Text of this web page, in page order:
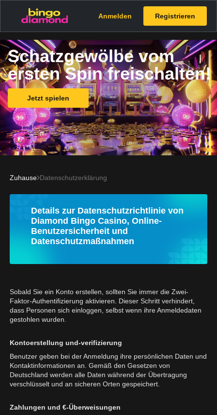
Anmelden Registrieren
Schatzgewölbe vom
ersten Spin freischalten!
Jetzt spielen
Zuhause Datenschutzerklärung
Details zur Datenschutzrichtlinie von
Diamond Bingo Casino, Online-
Benutzersicherheit und
Datenschutzmaßnahmen
Sobald Sie ein Konto erstellen, sollten Sie immer die Zwei-
Faktor-Authentifizierung aktivieren. Dieser Schritt verhindert,
dass Personen sich einloggen, selbst wenn ihre Anmeldedaten
gestohlen wurden.
Kontoerstellung und-verifizierung
Benutzer geben bei der Anmeldung ihre persönlichen Daten und
Kontaktinformationen an. Gemäß den Gesetzen von
Deutschland werden alle Daten während der Übertragung
verschlüsselt und an sicheren Orten gespeichert.
Zahlungen und €-Überweisungen